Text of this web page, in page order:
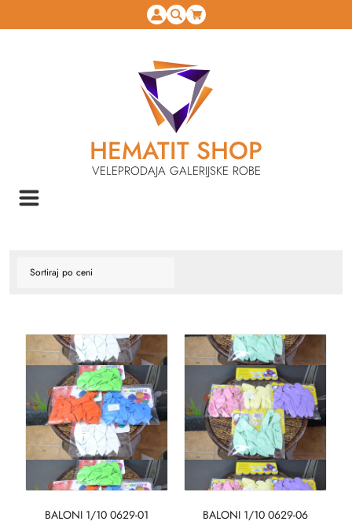
HEMATIT SHOP
VELEPRODAJA GALERIJSKE ROBE
NASLOVNA
BALONI 1/10 0629-01 BALONI 1/10 0629-06